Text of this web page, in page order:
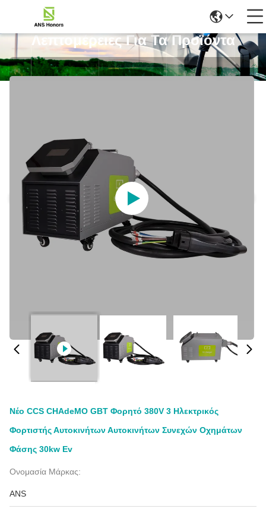
Λεπτομέρειες Για Τα Προϊόντα
Νέο CCS CHAdeMO GBT Φορητό 380V 3 Ηλεκτρικός
Φορτιστής Αυτοκινήτων Αυτοκινήτων Συνεχών Οχημάτων
Φάσης 30kw Ev
Ονομασία Μάρκας:
ANS